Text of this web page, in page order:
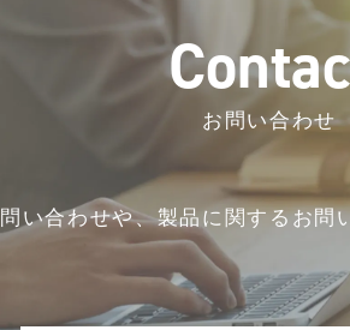
Contac
お問い合わせ
い合わせや、製品に関するお問